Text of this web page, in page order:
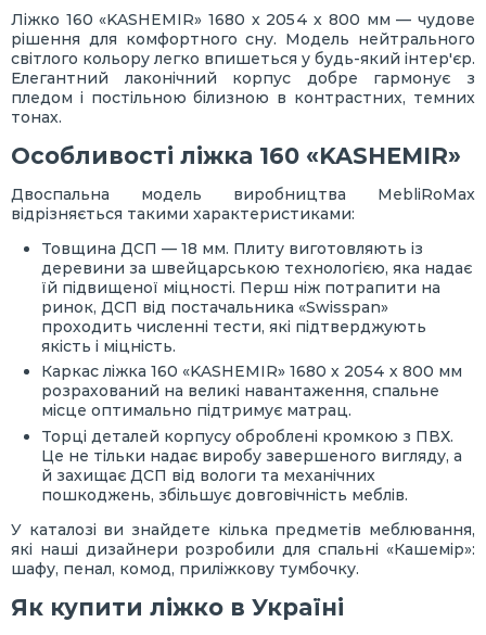
Ліжко 160 «KASHEMIR» 1680 х 2054 х 800 мм — чудове
рішення для комфортного сну. Модель нейтрального
світлого кольору легко впишеться у будь-який інтер'єр.
Елегантний лаконічний корпус добре гармонує з
пледом і постільною білизною в контрастних, темних
тонах.
Особливості ліжка 160 «KASHEMIR»
Двоспальна модель виробництва MebliRoMax
відрізняється такими характеристиками:
Товщина ДСП — 18 мм. Плиту виготовляють із
деревини за швейцарською технологією, яка надає
їй підвищеної міцності. Перш ніж потрапити на
ринок, ДСП від постачальника «Swisspan»
проходить численні тести, які підтверджують
якість і міцність.
Каркас ліжка 160 «KASHEMIR» 1680 х 2054 х 800 мм
розрахований на великі навантаження, спальне
місце оптимально підтримує матрац.
Торці деталей корпусу оброблені кромкою з ПВХ.
Це не тільки надає виробу завершеного вигляду, а
й захищає ДСП від вологи та механічних
пошкоджень, збільшує довговічність меблів.
У каталозі ви знайдете кілька предметів меблювання,
які наші дизайнери розробили для спальні «Кашемір»:
шафу, пенал, комод, приліжкову тумбочку.
Як купити ліжко в Україні